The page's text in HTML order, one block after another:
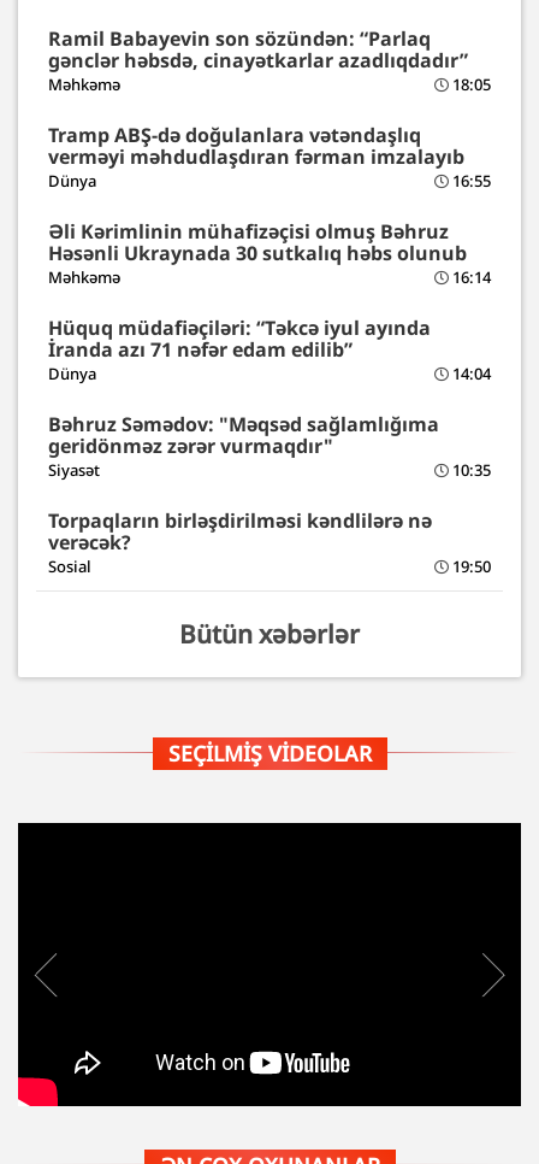
Ramil Babayevin son sözündən: “Parlaq
gənclər həbsdə, cinayətkarlar azadlıqdadır”
Məhkəmə 18:05
Tramp ABŞ-də doğulanlara vətəndaşlıq
verməyi məhdudlaşdıran fərman imzalayıb
Dünya 16:55
Əli Kərimlinin mühafizəçisi olmuş Bəhruz
Həsənli Ukraynada 30 sutkalıq həbs olunub
Məhkəmə 16:14
Hüquq müdafiəçiləri: “Təkcə iyul ayında
İranda azı 71 nəfər edam edilib”
Dünya 14:04
Bəhruz Səmədov: "Məqsəd sağlamlığıma
geridönməz zərər vurmaqdır"
Siyasət 10:35
Torpaqların birləşdirilməsi kəndlilərə nə
verəcək?
Sosial 19:50
Bütün xəbərlər
SEÇILMIŞ VIDEOLAR